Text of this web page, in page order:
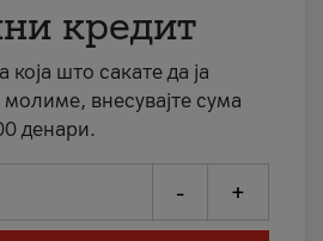
кредит
која што сакате да ја
внесувајте сума
денари.
- +